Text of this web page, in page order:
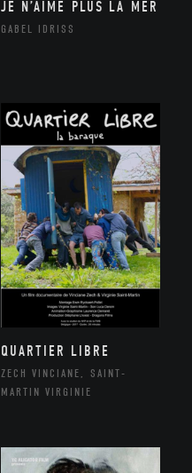
JE N’AIME PLUS LA MER
GABEL IDRISS
QUARTIER LIBRE
ZECH VINCIANE, SAINT-
MARTIN VIRGINIE